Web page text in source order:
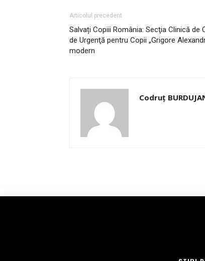
Articolul precedent
Salvați Copiii România: Secţia Clinică de
de Urgenţă pentru Copii „Grigore
modern
Codruț